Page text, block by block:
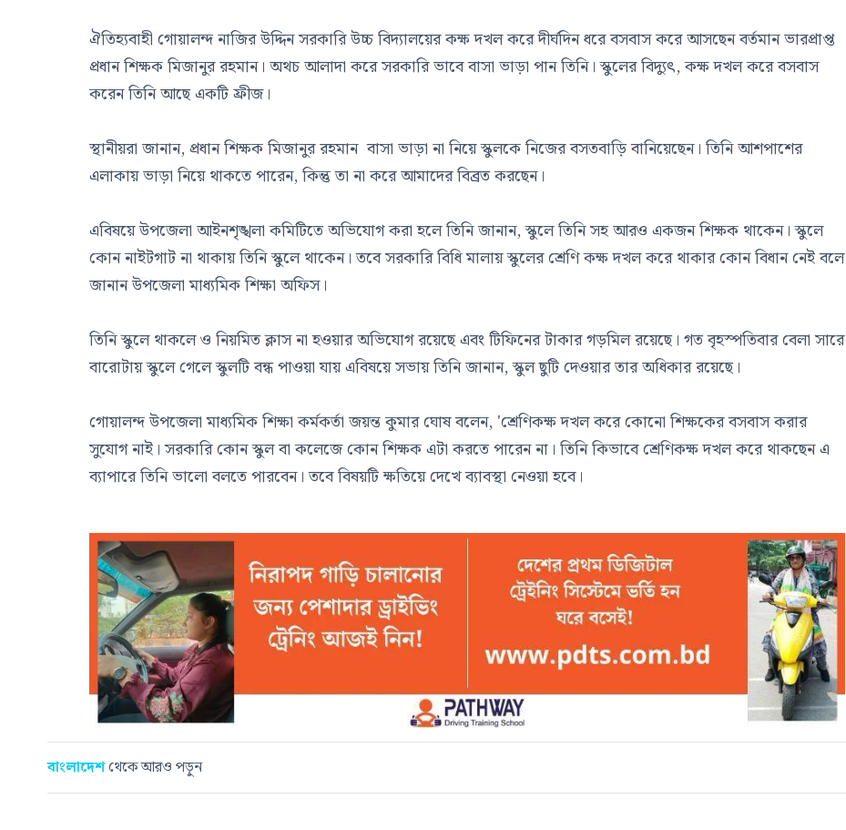
ঐতিহ্যবাহী গোয়ালন্দ নাজির উদ্দিন সরকারি উচ্চ বিদ্যালয়ের কক্ষ দখল করে দীর্ঘদিন ধরে বসবাস করে আসছেন বর্তমান ভারপ্রাপ্ত
প্রধান শিক্ষক মিজানুর রহমান। অথচ আলাদা করে সরকারি ভাবে বাসা ভাড়া পান তিনি। স্কুলের বিদ্যুৎ, কক্ষ দখল করে বসবাস
করেন তিনি আছে একটি ফ্রীজ।
স্থানীয়রা জানান, প্রধান শিক্ষক মিজানুর রহমান বাসা ভাড়া না নিয়ে স্কুলকে নিজের বসতবাড়ি বানিয়েছেন। তিনি আশপাশের
এলাকায় ভাড়া নিয়ে থাকতে পারেন, কিন্তু তা না করে আমাদের বিব্রত করছেন।
এবিষয়ে উপজেলা আইনশৃঙ্খলা কমিটিতে অভিযোগ করা হলে তিনি জানান, স্কুলে তিনি সহ আরও একজন শিক্ষক থাকেন। স্কুলে
কোন নাইটগাট না থাকায় তিনি স্কুলে থাকেন। তবে সরকারি বিধি মালায় স্কুলের শ্রেণি কক্ষ দখল করে থাকার কোন বিধান নেই বলে
জানান উপজেলা মাধ্যমিক শিক্ষা অফিস।
তিনি স্কুলে থাকলে ও নিয়মিত ক্লাস না হওয়ার অভিযোগ রয়েছে এবং টিফিনের টাকার গড়মিল রয়েছে। গত বৃহস্পতিবার বেলা সারে
বারোটায় স্কুলে গেলে স্কুলটি বন্ধ পাওয়া যায় এবিষয়ে সভায় তিনি জানান, স্কুল ছুটি দেওয়ার তার অধিকার রয়েছে।
গোয়ালন্দ উপজেলা মাধ্যমিক শিক্ষা কর্মকর্তা জয়ন্ত কুমার ঘোষ বলেন, 'শ্রেণিকক্ষ দখল করে কোনো শিক্ষকের বসবাস করার
সুযোগ নাই। সরকারি কোন স্কুল বা কলেজে কোন শিক্ষক এটা করতে পারেন না। তিনি কিভাবে শ্রেণিকক্ষ দখল করে থাকছেন এ
ব্যাপারে তিনি ভালো বলতে পারবেন। তবে বিষয়টি ক্ষতিয়ে দেখে ব্যাবস্থা নেওয়া হবে।
বাংলাদেশথেকে আরও পড়ুন